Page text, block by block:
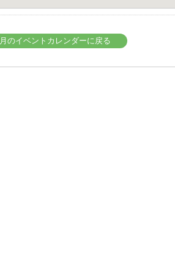
のイベントカレンダーに戻る